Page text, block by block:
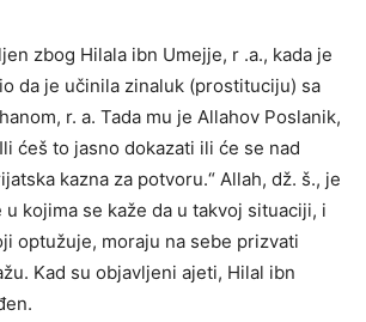
zbog Hilala ibn Umejje, r .a., kada je
da je učinila zinaluk (prostituciju) sa
r. a. Tada mu je Allahov Poslanik,
ćeš to jasno dokazati ili će se nad
kazna za potvoru.“ Allah, dž. š., je
kojima se kaže da u takvoj situaciji, i
optužuje, moraju na sebe prizvati
Kad su objavljeni ajeti, Hilal ibn